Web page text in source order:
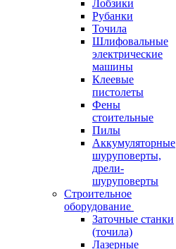
Лобзики
Рубанки
Точила
Шлифовальные
электрические
машины
Клеевые
пистолеты
Фены
стоительные
Пилы
Аккумуляторные
шуруповерты,
дрели-
шуруповерты
Строительное
оборудование
Заточные станки
(точила)
Лазерные